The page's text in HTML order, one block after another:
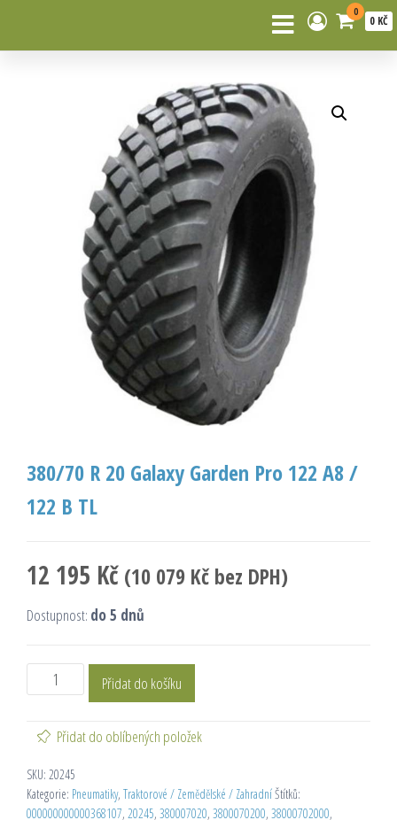
0
0 KČ
380/70 R 20 Galaxy Garden Pro 122 A8 /
122 B TL
12 195 Kč (10 079 Kč bez DPH)
Dostupnost: do 5 dnů
Přidat do košíku
Přidat do oblíbených položek
SKU: 20245
Kategorie: Pneumatiky, Traktorové / Zemědělské / ZahradníŠtítků:
000000000000368107, 20245, 380007020, 3800070200, 38000702000,